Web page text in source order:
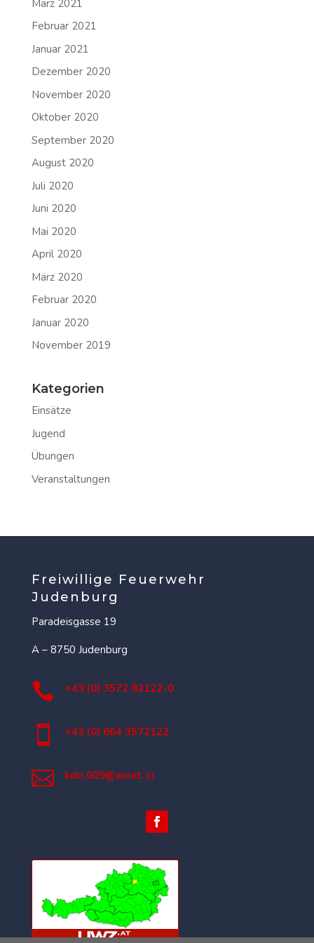
März 2021
Februar 2021
Januar 2021
Dezember 2020
November 2020
Oktober 2020
September 2020
August 2020
Juli 2020
Juni 2020
Mai 2020
April 2020
März 2020
Februar 2020
Januar 2020
November 2019
Kategorien
Einsätze
Jugend
Übungen
Veranstaltungen
Freiwillige Feuerwehr
Judenburg
Paradeisgasse 19
A – 8750 Judenburg
 +43 (0) 3572 82122-0
 +43 (0) 664 3572122
 kdo.009@ainet.at